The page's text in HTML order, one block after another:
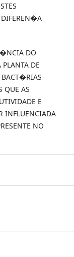
DO
DE
BACT�RIAS
QUE AS
E
INFLUENCIADA
NO